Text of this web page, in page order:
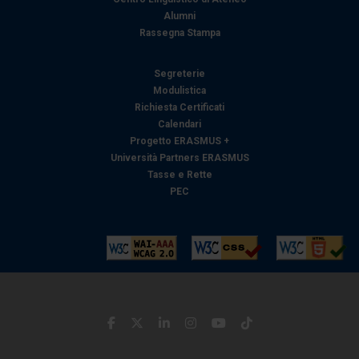
pubblicità e social media, i quali potrebbero combinarle
con altre informazioni che ha fornito loro o che hanno
Alumni
Rassegna Stampa
Segreterie
Modulistica
Richiesta Certificati
Calendari
Progetto ERASMUS +
Università Partners ERASMUS
Tasse e Rette
PEC